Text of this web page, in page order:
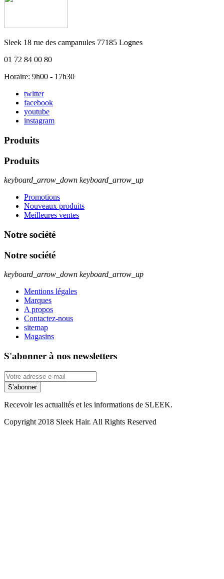
Sleek 18 rue des campanules 77185 Lognes
01 72 84 00 80
Horaire: 9h00 - 17h30
twitter
facebook
youtube
instagram
Produits
Produits
keyboard_arrow_down keyboard_arrow_up
Promotions
Nouveaux produits
Meilleures ventes
Notre société
Notre société
keyboard_arrow_down keyboard_arrow_up
Mentions légales
Marques
A propos
Contactez-nous
sitemap
Magasins
S'abonner à nos newsletters
S’abonner
Recevoir les actualités et les informations de SLEEK.
Copyright 2018 Sleek Hair. All Rights Reserved